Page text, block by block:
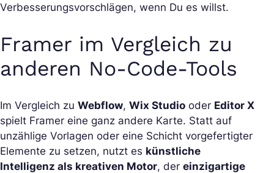
Verbesserungsvorschlägen, wenn Du es willst.
Framer im Vergleich zu
anderen No-Code-Tools
Im Vergleich zu Webflow, Wix Studio oder Editor X
spielt Framer eine ganz andere Karte. Statt auf
unzählige Vorlagen oder eine Schicht vorgefertigter
Elemente zu setzen, nutzt es künstliche
Intelligenz als kreativen Motor, der einzigartige